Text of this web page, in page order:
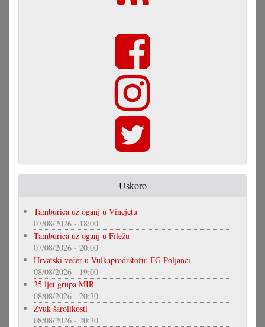
Uskoro
Tamburica uz oganj u Vincjetu
07/08/2026 - 18:00
Tamburica uz oganj u Filežu
07/08/2026 - 20:00
Hrvatski večer u Vulkaprodrštofu: FG Poljanci
08/08/2026 - 19:00
35 ljet grupa MIR
08/08/2026 - 20:30
Zvuk šarolikosti
08/08/2026 - 20:30